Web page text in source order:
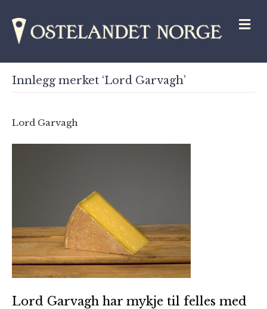
Innlegg merket ‘Lord Garvagh’
Lord Garvagh
Lord Garvagh har mykje til felles med